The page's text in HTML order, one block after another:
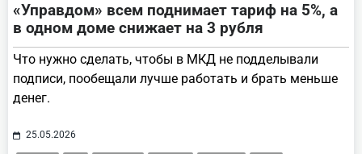
«Управдом» всем поднимает тариф на 5%, а
в одном доме снижает на 3 рубля
Что нужно сделать, чтобы в МКД не подделывали
подписи, пообещали лучше работать и брать меньше
денег.
25.05.2026